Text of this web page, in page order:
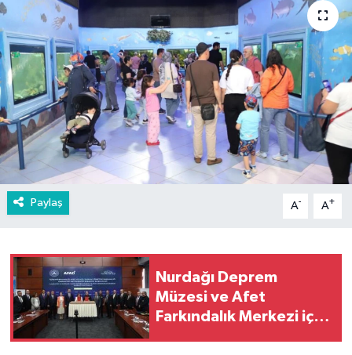
Paylaş A- A+
Nurdağı Deprem
Müzesi ve Afet
Farkındalık Merkezi için